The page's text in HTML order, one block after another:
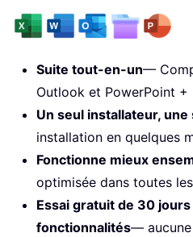
Suite tout-en-un—
Outlook et PowerPoint +
Un seul installateur, une
installation en quelques
Fonctionne mieux
optimisée dans toutes
Essai gratuit de 30
fonctionnalités— aucune